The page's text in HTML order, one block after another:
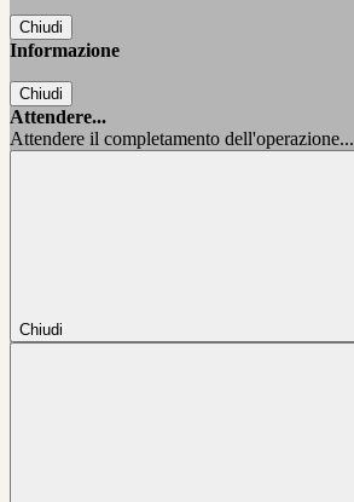
Chiudi
Informazione
Chiudi
Attendere...
Attendere il completamento dell'operazione...
Chiudi